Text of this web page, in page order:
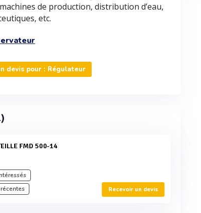
de production, distribution d’eau,
etc.
devis pour : Régulateur
FMD 500-14
Recevoir un devis